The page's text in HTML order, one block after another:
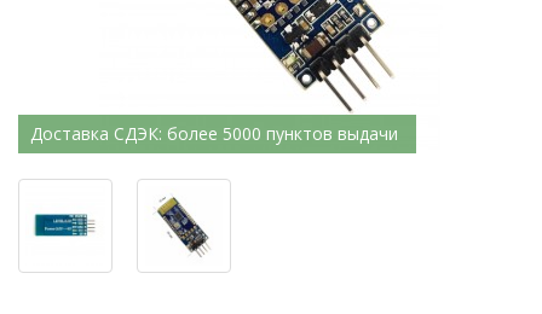
Доставка СДЭК: более 5000 пунктов выдачи